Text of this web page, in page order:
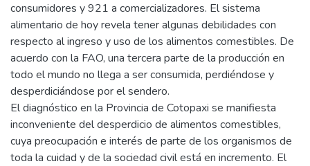
consumidores y 921 a comercializadores. El sistema
alimentario de hoy revela tener algunas debilidades con
respecto al ingreso y uso de los alimentos comestibles. De
acuerdo con la FAO, una tercera parte de la producción en
todo el mundo no llega a ser consumida, perdiéndose y
desperdiciándose por el sendero.
El diagnóstico en la Provincia de Cotopaxi se manifiesta
inconveniente del desperdicio de alimentos comestibles,
cuya preocupación e interés de parte de los organismos de
toda la cuidad y de la sociedad civil está en incremento. El